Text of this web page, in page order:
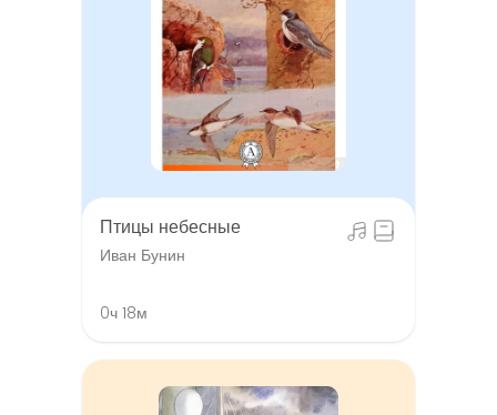
Птицы небесные
Иван Бунин
0ч 18м